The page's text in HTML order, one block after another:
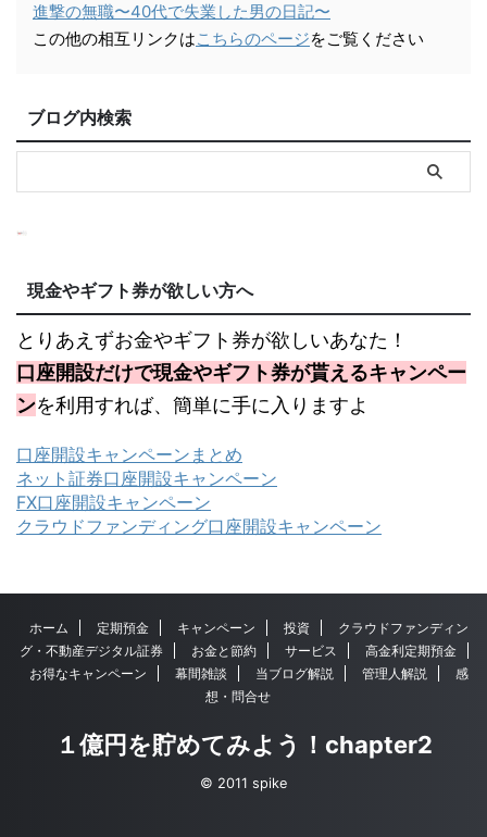
進撃の無職〜40代で失業した男の日記〜
この他の相互リンクはこちらのページをご覧ください
ブログ内検索
現金やギフト券が欲しい方へ
とりあえずお金やギフト券が欲しいあなた！
口座開設だけで現金やギフト券が貰えるキャンペー
ンを利用すれば、簡単に手に入りますよ
口座開設キャンペーンまとめ
ネット証券口座開設キャンペーン
FX口座開設キャンペーン
クラウドファンディング口座開設キャンペーン
ホーム 定期預金 キャンペーン 投資
クラウドファンディン
グ・不動産デジタル証券
お金と節約 サービス
高金利定期預金
お得なキャンペーン
幕間雑談 当ブログ解説 管理人解説
感
想・問合せ
１億円を貯めてみよう！chapter2
© 2011 spike